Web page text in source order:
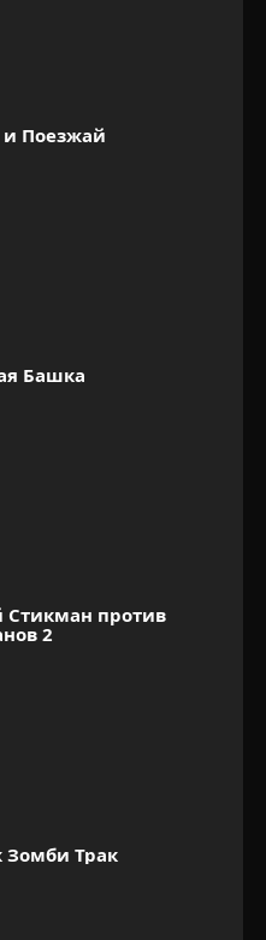
и Поезжай
Башка
Стикман против
2
Зомби Трак